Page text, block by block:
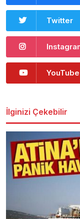
Twitter
YouTube
İlginizi Çekebilir